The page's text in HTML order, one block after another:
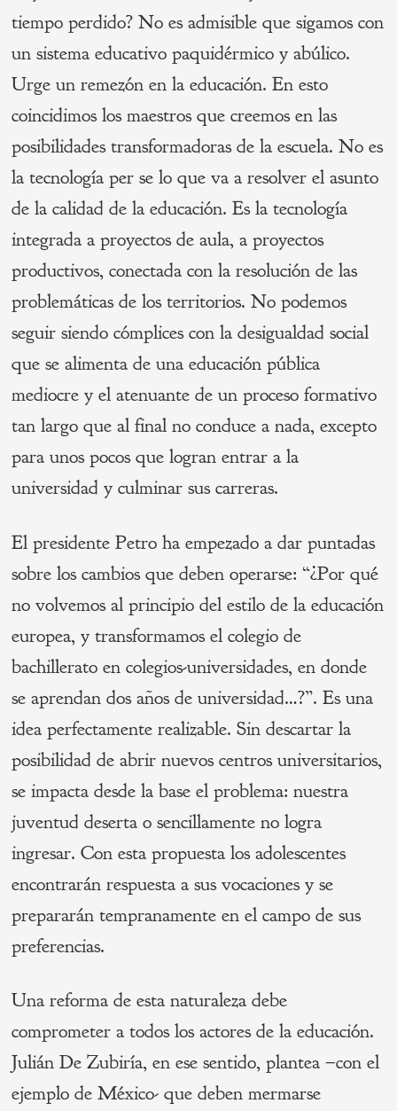
tiempo perdido? No es admisible que sigamos con
un sistema educativo paquidérmico y abúlico.
Urge un remezón en la educación. En esto
coincidimos los maestros que creemos en las
posibilidades transformadoras de la escuela. No es
la tecnología per se lo que va a resolver el asunto
de la calidad de la educación. Es la tecnología
integrada a proyectos de aula, a proyectos
productivos, conectada con la resolución de las
problemáticas de los territorios. No podemos
seguir siendo cómplices con la desigualdad social
que se alimenta de una educación pública
mediocre y el atenuante de un proceso formativo
tan largo que al final no conduce a nada, excepto
para unos pocos que logran entrar a la
universidad y culminar sus carreras.
El presidente Petro ha empezado a dar puntadas
sobre los cambios que deben operarse: “¿Por qué
no volvemos al principio del estilo de la educación
europea, y transformamos el colegio de
bachillerato en colegios-universidades, en donde
se aprendan dos años de universidad…?”. Es una
idea perfectamente realizable. Sin descartar la
posibilidad de abrir nuevos centros universitarios,
se impacta desde la base el problema: nuestra
juventud deserta o sencillamente no logra
ingresar. Con esta propuesta los adolescentes
encontrarán respuesta a sus vocaciones y se
prepararán tempranamente en el campo de sus
preferencias.
Una reforma de esta naturaleza debe
comprometer a todos los actores de la educación.
Julián De Zubiría, en ese sentido, plantea –con el
ejemplo de México- que deben mermarse